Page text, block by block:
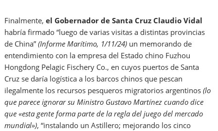
Finalmente,el Gobernador de Santa Cruz Claudio Vidal
habría firmado “luego de varias visitas a distintas provincias
de China”(Informe Marítimo, 1/11/24) un memorando de
entendimiento con la empresa del Estado chino Fuzhou
Hongdong Pelagic Fischery Co., en cuyos puertos de Santa
Cruz se daría logística a los barcos chinos que pescan
ilegalmente los recursos pesqueros migratorios argentinos(lo
que parece ignorar su Ministro Gustavo Martínez cuando dice
que «esta gente forma parte de la regla del juego del mercado
mundial»), “instalando un Astillero; mejorando los cinco